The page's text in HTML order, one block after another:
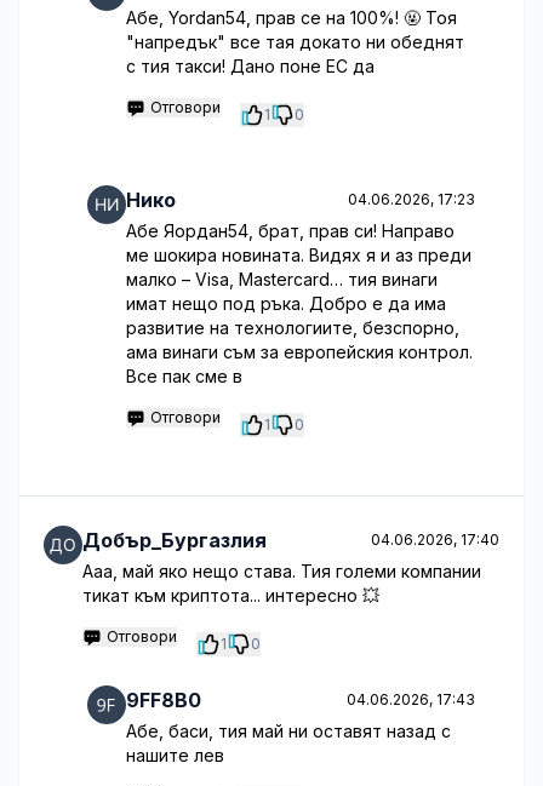
Абе, Yordan54, прав се на 100%! 🤬 Тоя
"напредък" все тая докато ни обеднят
с тия такси! Дано поне ЕС да
Отговори 1 0
Нико 04.06.2026, 17:23
Абе Яордан54, брат, прав си! Направо
ме шокира новината. Видях я и аз преди
малко – Visa, Mastercard… тия винаги
имат нещо под ръка. Добро е да има
развитие на технологиите, безспорно,
ама винаги съм за европейския контрол.
Все пак сме в
Отговори 1 0
Добър_Бургазлия 04.06.2026, 17:40
Ааа, май яко нещо става. Тия големи компании
тикат към криптота... интересно 💥
Отговори 1 0
9FF8B0 04.06.2026, 17:43
Абе, баси, тия май ни оставят назад с
нашите лев